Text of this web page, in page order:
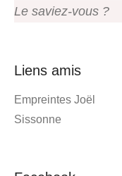
Le saviez-vous ?
Liens amis
Empreintes Joël
Sissonne